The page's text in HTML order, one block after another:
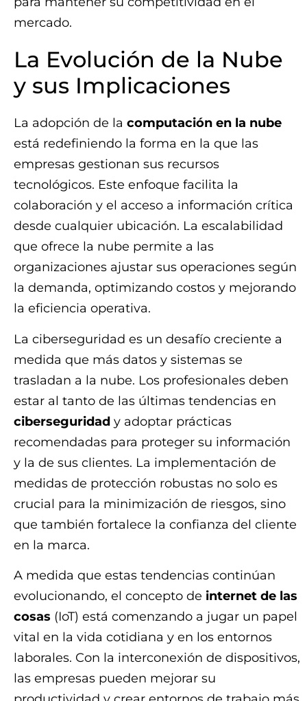
mercado.
La Evolución de la Nube
y sus Implicaciones
La adopción de la computación en la nube
está redefiniendo la forma en la que las
empresas gestionan sus recursos
tecnológicos. Este enfoque facilita la
colaboración y el acceso a información crítica
desde cualquier ubicación. La escalabilidad
que ofrece la nube permite a las
organizaciones ajustar sus operaciones según
la demanda, optimizando costos y mejorando
la eficiencia operativa.
La ciberseguridad es un desafío creciente a
medida que más datos y sistemas se
trasladan a la nube. Los profesionales deben
estar al tanto de las últimas tendencias en
ciberseguridad y adoptar prácticas
recomendadas para proteger su información
y la de sus clientes. La implementación de
medidas de protección robustas no solo es
crucial para la minimización de riesgos, sino
que también fortalece la confianza del cliente
en la marca.
A medida que estas tendencias continúan
evolucionando, el concepto de internet de las
cosas (IoT) está comenzando a jugar un papel
vital en la vida cotidiana y en los entornos
laborales. Con la interconexión de dispositivos,
las empresas pueden mejorar su